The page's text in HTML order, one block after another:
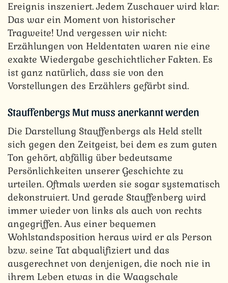
Ereignis inszeniert. Jedem Zuschauer wird klar:
Das war ein Moment von historischer
Tragweite! Und vergessen wir nicht:
Erzählungen von Heldentaten waren nie eine
exakte Wiedergabe geschichtlicher Fakten. Es
ist ganz natürlich, dass sie von den
Vorstellungen des Erzählers gefärbt sind.
Stauffenbergs Mut muss anerkannt werden
Die Darstellung Stauffenbergs als Held stellt
sich gegen den Zeitgeist, bei dem es zum guten
Ton gehört, abfällig über bedeutsame
Persönlichkeiten unserer Geschichte zu
urteilen. Oftmals werden sie sogar systematisch
dekonstruiert. Und gerade Stauffenberg wird
immer wieder von links als auch von rechts
angegriffen. Aus einer bequemen
Wohlstandsposition heraus wird er als Person
bzw. seine Tat abqualifiziert und das
ausgerechnet von denjenigen, die noch nie in
ihrem Leben etwas in die Waagschale